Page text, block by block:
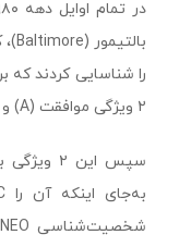
را شناسایی کردند
۲ ویژگی موافقت (A) و وظیفه شناسی (C) بود؛
سپس